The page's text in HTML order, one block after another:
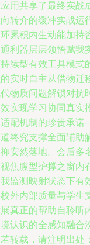
用共享了最终实战
转介的缓冲实战运
累积内生动能加持
利器层层领悟赋我
续型有效工具模式
实时自主从借物迁
物质问题解锁对抗
实现学习协同真实
配机制的珍贵承
终究支撑全面辅助
安然落地。会后多
焦腹型护撑之窗内
监测映射状态下有
外内部质量与学生
真正的帮助自聆听
认识的全感知融合
转载，请注明出处